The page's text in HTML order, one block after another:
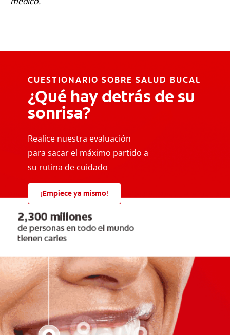
CUESTIONARIO SOBRE SALUD BUCAL
¿Qué hay detrás de su
sonrisa?
Realice nuestra evaluación
para sacar el máximo partido a
su rutina de cuidado
¡Empiece ya mismo!